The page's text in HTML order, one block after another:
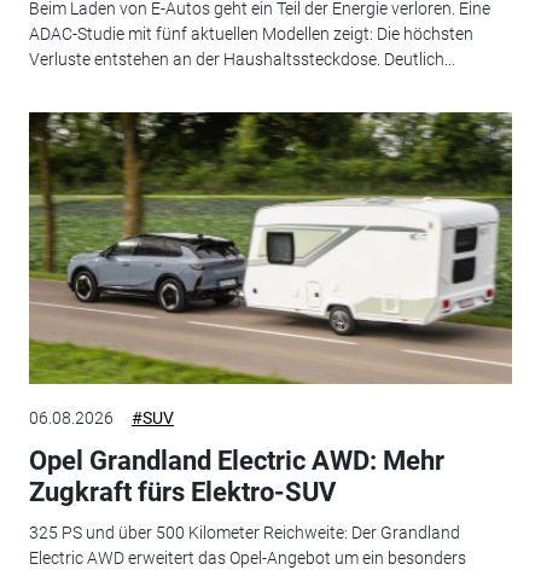
Beim Laden von E-Autos geht ein Teil der Energie verloren. Eine
ADAC-Studie mit fünf aktuellen Modellen zeigt: Die höchsten
Verluste entstehen an der Haushaltssteckdose. Deutlich...
06.08.2026 #SUV
Opel Grandland Electric AWD: Mehr
Zugkraft fürs Elektro-SUV
325 PS und über 500 Kilometer Reichweite: Der Grandland
Electric AWD erweitert das Opel-Angebot um ein besonders